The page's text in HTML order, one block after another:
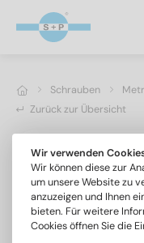
Schrauben
Zurück zur Übersicht
Wir verwenden
Wir können diese zur
um unsere Website zu
anzuzeigen und Ihnen
bieten. Für weitere
Cookies öffnen Sie die